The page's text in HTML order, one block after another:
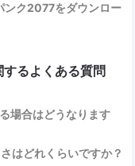
ンク2077をダウンロー
るよくある質問
場合はどうなります
はどれくらいですか？